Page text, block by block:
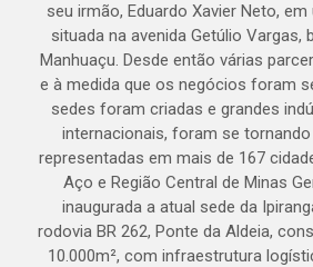
seu irmão, Eduardo Xavier Neto,
situada na avenida Getúlio Vargas,
Manhuaçu. Desde então várias
e à medida que os negócios foram
sedes foram criadas e grandes
internacionais, foram se
representadas em mais de 167
Aço e Região Central de Minas
inaugurada a atual sede da
rodovia BR 262, Ponte da Aldeia,
10.000m², com infraestrutura